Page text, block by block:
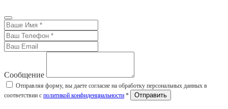
Сообщение
Отправляя форму, вы даете согласие на обработку персональных данных в
соответствии с политикой конфиденциальности *